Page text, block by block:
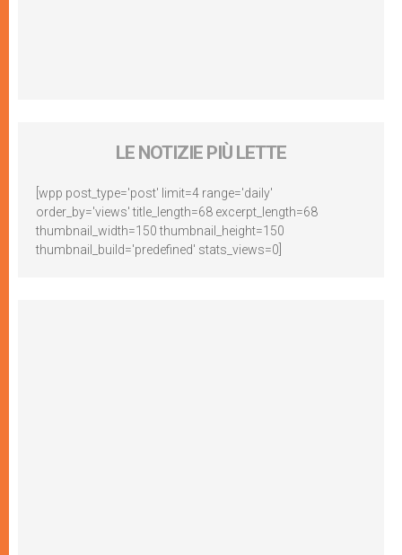
LE NOTIZIE PIÙ LETTE
[wpp post_type='post' limit=4 range='daily'
order_by='views' title_length=68 excerpt_length=68
thumbnail_width=150 thumbnail_height=150
thumbnail_build='predefined' stats_views=0]